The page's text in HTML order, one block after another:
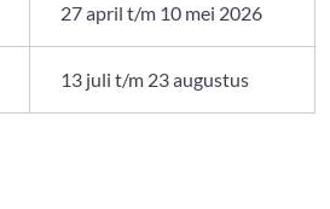
27 april t/m 10 mei 2026
13 juli t/m 23 augustus